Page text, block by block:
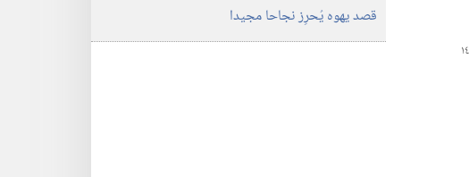
قصد يهوه يُحرِز نجاحا مجيدا